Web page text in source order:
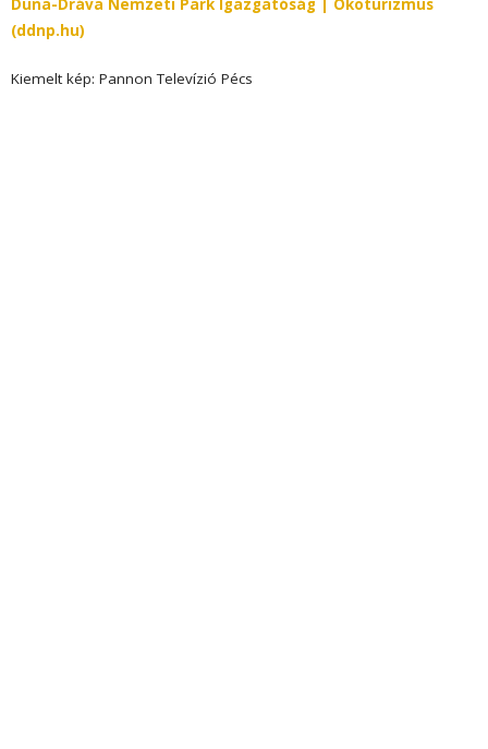
Duna-Dráva Nemzeti Park Igazgatóság | Ökoturizmus
(ddnp.hu)
Kiemelt kép: Pannon Televízió Pécs